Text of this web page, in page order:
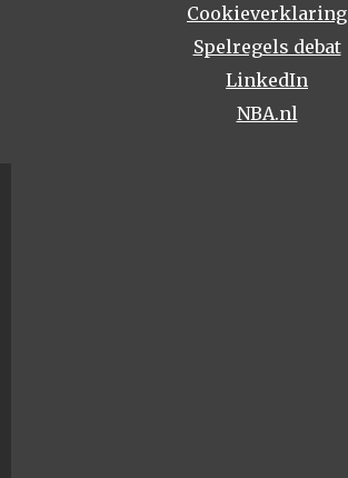
Cookieverklaring
Spelregels debat
LinkedIn
NBA.nl